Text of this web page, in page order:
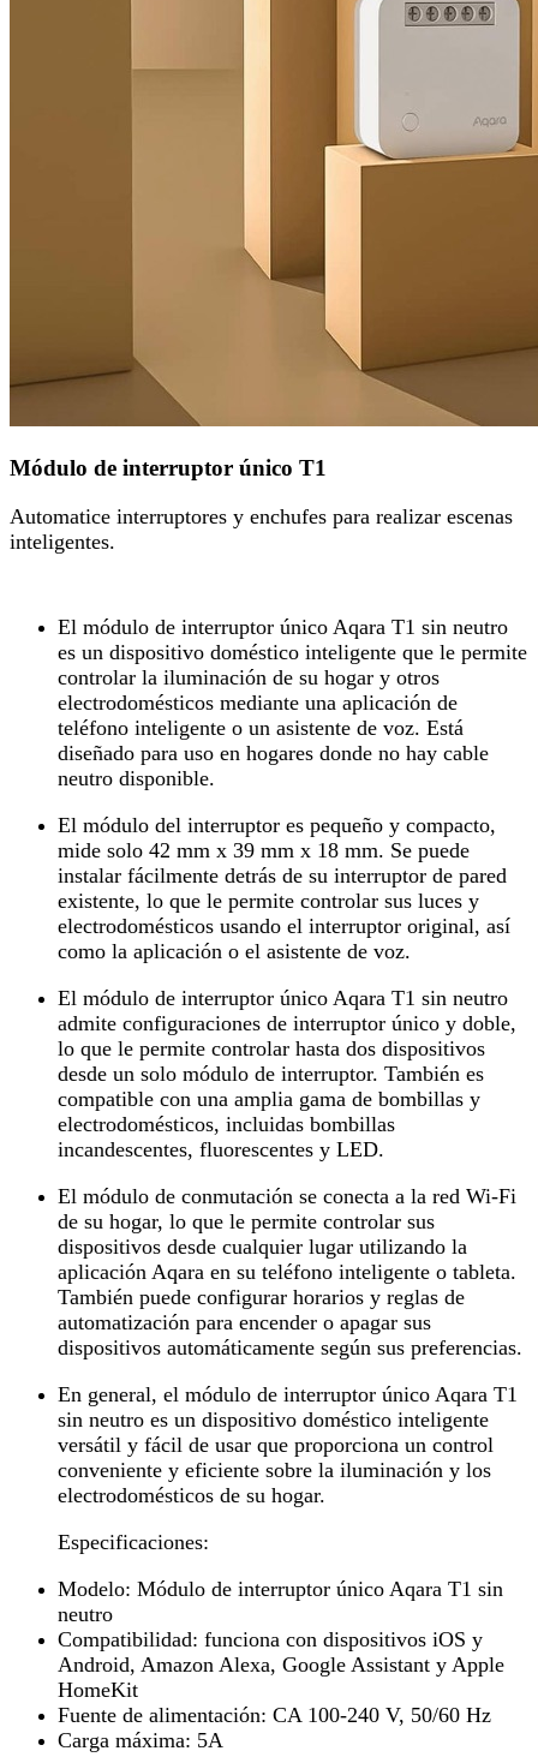
Módulo de interruptor único T1
Automatice interruptores y enchufes para realizar escenas
inteligentes.
El módulo de interruptor único Aqara T1 sin neutro
es un dispositivo doméstico inteligente que le permite
controlar la iluminación de su hogar y otros
electrodomésticos mediante una aplicación de
teléfono inteligente o un asistente de voz. Está
diseñado para uso en hogares donde no hay cable
neutro disponible.
El módulo del interruptor es pequeño y compacto,
mide solo 42 mm x 39 mm x 18 mm. Se puede
instalar fácilmente detrás de su interruptor de pared
existente, lo que le permite controlar sus luces y
electrodomésticos usando el interruptor original, así
como la aplicación o el asistente de voz.
El módulo de interruptor único Aqara T1 sin neutro
admite configuraciones de interruptor único y doble,
lo que le permite controlar hasta dos dispositivos
desde un solo módulo de interruptor. También es
compatible con una amplia gama de bombillas y
electrodomésticos, incluidas bombillas
incandescentes, fluorescentes y LED.
El módulo de conmutación se conecta a la red Wi-Fi
de su hogar, lo que le permite controlar sus
dispositivos desde cualquier lugar utilizando la
aplicación Aqara en su teléfono inteligente o tableta.
También puede configurar horarios y reglas de
automatización para encender o apagar sus
dispositivos automáticamente según sus preferencias.
En general, el módulo de interruptor único Aqara T1
sin neutro es un dispositivo doméstico inteligente
versátil y fácil de usar que proporciona un control
conveniente y eficiente sobre la iluminación y los
electrodomésticos de su hogar.
Especificaciones:
Modelo: Módulo de interruptor único Aqara T1 sin
neutro
Compatibilidad: funciona con dispositivos iOS y
Android, Amazon Alexa, Google Assistant y Apple
HomeKit
Fuente de alimentación: CA 100-240 V, 50/60 Hz
Carga máxima: 5A